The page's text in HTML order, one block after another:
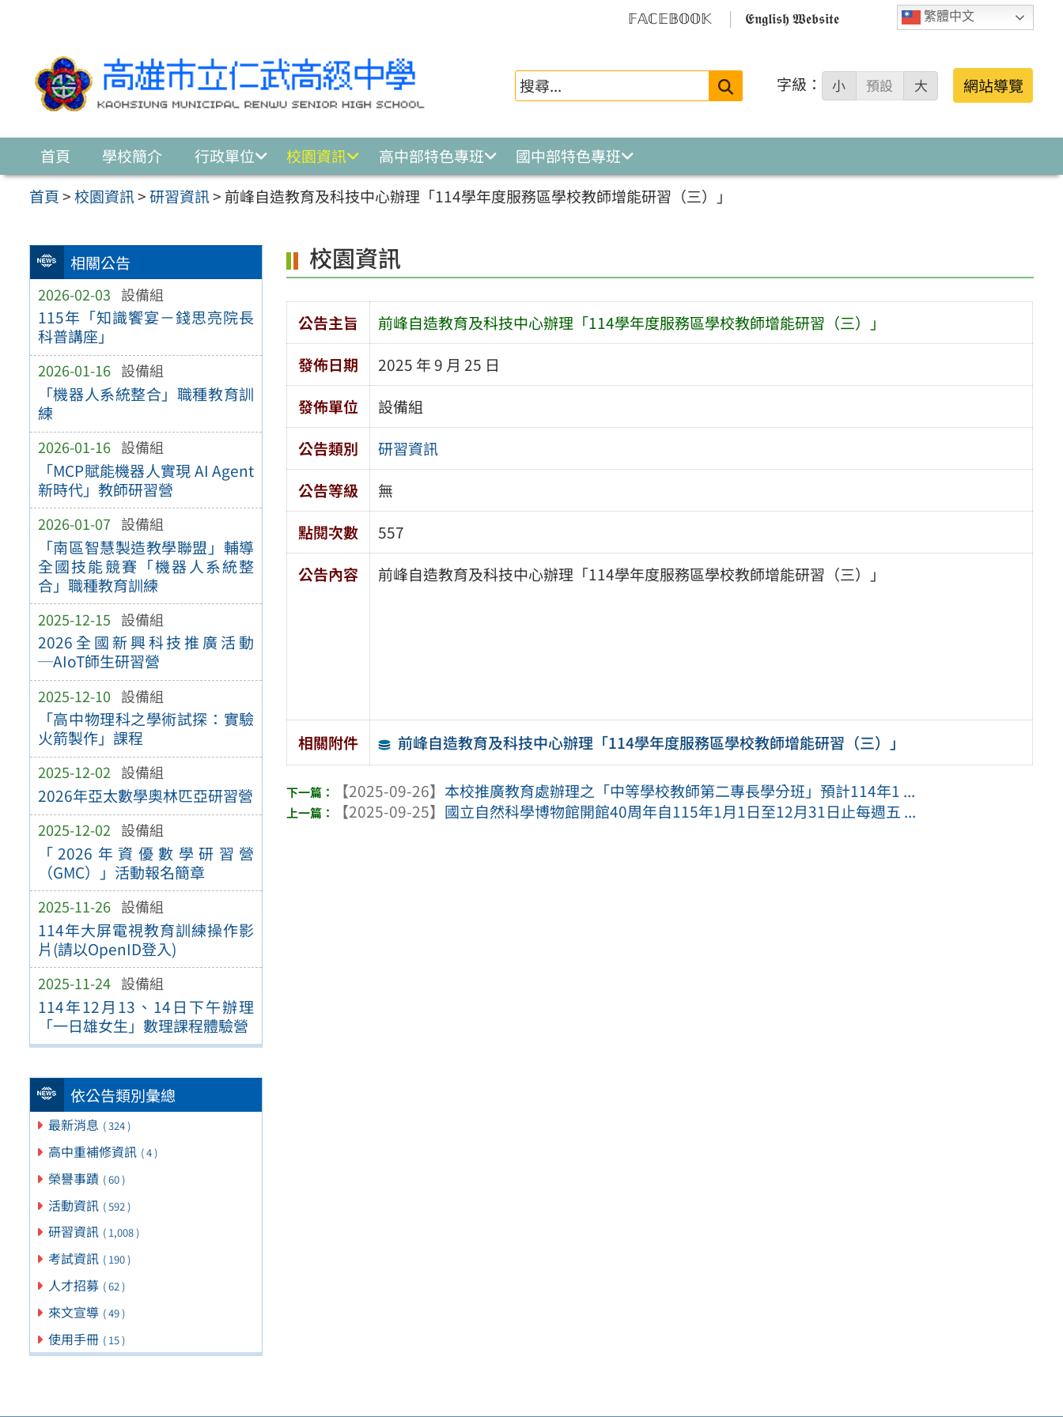
繁體中文
𝔽𝔸ℂ𝔼𝔹𝕆𝕆𝕂 𝕰𝖓𝖌𝖑𝖎𝖘𝖍 𝖂𝖊𝖇𝖘𝖎𝖙𝖊
搜
字級： 小 預設 大 網站導覽
首頁 學校簡介 行政單位 校園資訊 高中部特色專班
國中部特色專班
首頁>校園資訊>研習資訊> 前峰自造教育及科技中心辦理「114學年度服務區學校教師增能研習（三）」
相關公告
2026-02-03 設備組
115年「知識饗宴－錢思亮院長
科普講座」
2026-01-16 設備組
「機器人系統整合」職種教育訓
練
2026-01-16 設備組
「MCP賦能機器人實現 AI Agent
新時代」教師研習營
2026-01-07 設備組
「南區智慧製造教學聯盟」輔導
全國技能競賽「機器人系統整
合」職種教育訓練
2025-12-15 設備組
2026全國新興科技推廣活動
─AIoT師生研習營
2025-12-10 設備組
「高中物理科之學術試探：實驗
火箭製作」課程
2025-12-02 設備組
2026年亞太數學奧林匹亞研習營
2025-12-02 設備組
「2026年資優數學研習營
（GMC）」活動報名簡章
2025-11-26 設備組
114年大屏電視教育訓練操作影
片(請以OpenID登入)
2025-11-24 設備組
114年12月13、14日下午辦理
「一日雄女生」數理課程體驗營
依公告類別彙總
最新消息 ( 324 )
高中重補修資訊 ( 4 )
榮譽事蹟 ( 60 )
活動資訊 ( 592 )
研習資訊 ( 1,008 )
考試資訊 ( 190 )
人才招募 ( 62 )
來文宣導 ( 49 )
使用手冊 ( 15 )
校園資訊
公告主旨
前峰自造教育及科技中心辦理「114學年度服務區學校教師增能研習（三）」
發佈日期
2025 年 9 月 25 日
發佈單位
設備組
公告類別
研習資訊
公告等級
無
點閱次數
557
公告內容
前峰自造教育及科技中心辦理「114學年度服務區學校教師增能研習（三）」
相關附件 前峰自造教育及科技中心辦理「114學年度服務區學校教師增能研習（三）」
【2025-09-26】 本校推廣教育處辦理之「中等學校教師第二專長學分班」預計114年1 ...
【2025-09-25】 國立自然科學博物館開館40周年自115年1月1日至12月31日止每週五 ...